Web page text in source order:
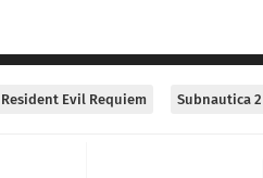
Resident Evil Requiem Subnautica 2